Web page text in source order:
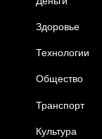
Здоровье
Технологии
Общество
Транспорт
Культура